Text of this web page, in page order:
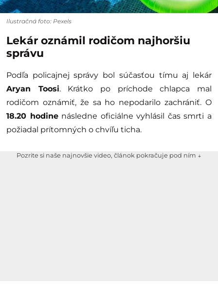
Ilustračná foto: Pexels
Lekár oznámil rodičom najhoršiu
správu
Podľa policajnej správy bol súčasťou tímu aj lekár
Aryan Toosi. Krátko po príchode chlapca mal
rodičom oznámiť, že sa ho nepodarilo zachrániť. O
18.20 hodinenásledne oficiálne vyhlásil čas smrti a
požiadal prítomných o chvíľu ticha.
Pozrite si naše najnovšie video, článok pokračuje pod ním ↓